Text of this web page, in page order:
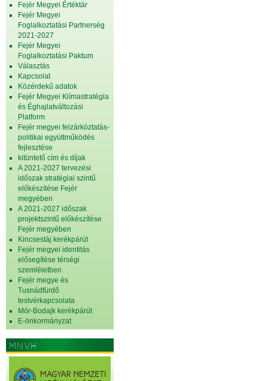
Fejér Megyei Értéktár
Fejér Megyei
Foglalkoztatási Partnerség
2021-2027
Fejér Megyei
Foglalkoztatási Paktum
Választás
Kapcsolat
Közérdekű adatok
Fejér Megyei Klímastratégia
és Éghajlatváltozási
Platform
Fejér megyei felzárkóztatás-
politikai együttműködés
fejlesztése
kitüntető cím és díjak
A 2021-2027 tervezési
időszak stratégiai szintű
előkészítése Fejér
megyében
A 2021-2027 időszak
projektszintű előkészítése
Fejér megyében
Kincsestáj kerékpárút
Fejér megyei identitás
elősegítése térségi
szemléletben
Fejér megye és
Tusnádfürdő
testvérkapcsolata
Mór-Bodajk kerékpárút
E-önkormányzat
MNVH